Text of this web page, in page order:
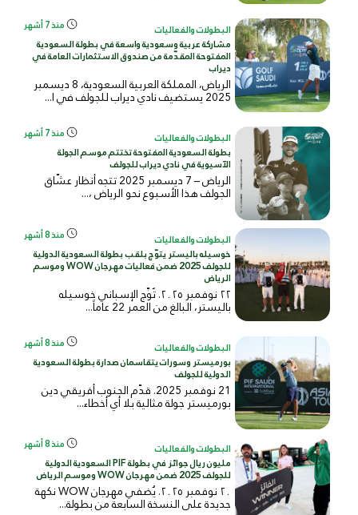
البطولات والفعاليات منذ 7 أشهر
مشاركة عربية وسعودية واسعة في بطولة السعودية
المفتوحة المقدّمة من صندوق الاستثمارات العامة في
ديراب
الرياض، المملكة العربية السعودية، 8 ديسمبر
2025 يستضيف نادي ديراب للجولف في ا...
البطولات والفعاليات منذ 7 أشهر
بطولة السعودية المفتوحة تختتم موسم الجولة
الآسيوية في نادي ديراب للجولف
الرياض – 7 ديسمبر 2025 تتجه أنظار عشّاق
الجولف هذا الأسبوع نحو الرياض ،...
البطولات والفعاليات منذ 8 أشهر
خوسيله باليستر يتوّج بلقب بطولة السعودية الدولية
للجولف 2025 ضمن فعاليات مهرجان WOW وموسم
الرياض
٢٢ نوفمبر ٢٠٢٥. تُوِّج الإسباني خوسيله
باليستر، البالغ من العمر 22 عاماً...
البطولات والفعاليات منذ 8 أشهر
بورميستر وسورات يتقاسمان صدارة بطولة السعودية
الدولية للجولف
21 نوفمبر 2025. قدّم الجنوب أفريقي دين
بورميستر جولة مثالية بلا أي أخطاء...
البطولات والفعاليات منذ 8 أشهر
مليون ريال جوائز في بطولة PIF السعودية الدولية
للجولف 2025 ضمن مهرجان WOW وموسم الرياض
٢٠ نوفمبر ٢٠٢٥. يُضفي مهرجان WOW نكهة
جديدة على النسخة السابعة من بطولة...